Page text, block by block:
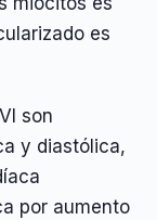
es
son
y diastólica,
por aumento